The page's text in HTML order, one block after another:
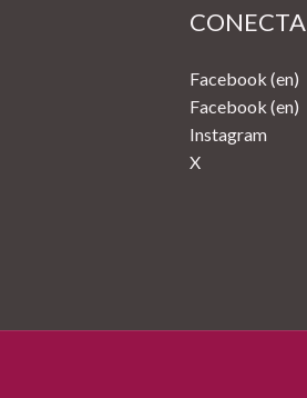
CONECTA
Facebook (en)
Facebook (en)
Instagram
X